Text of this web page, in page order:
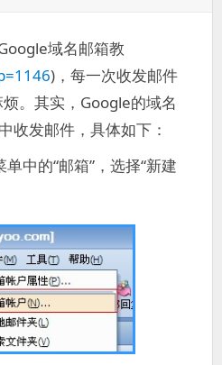
域名邮箱教
)，每一次收发邮件
。其实，Google的域名
收发邮件，具体如下：
中的“邮箱”，选择“新建